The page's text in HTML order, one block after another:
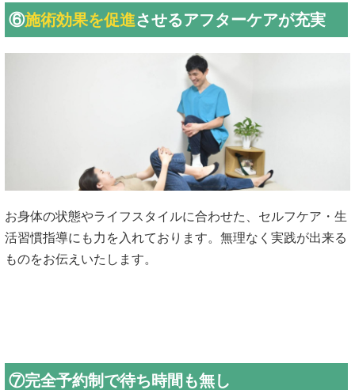
⑥施術効果を促進させるアフターケアが充実
お身体の状態やライフスタイルに合わせた、セルフケア・生
活習慣指導にも力を入れております。無理なく実践が出来る
ものをお伝えいたします。
⑦完全予約制で待ち時間も無し